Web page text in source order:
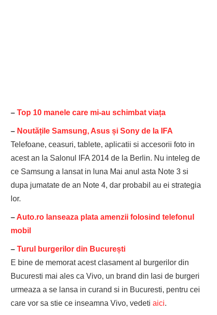
–Top 10 manele care mi-au schimbat viața
– Noutățile Samsung, Asus și Sony de la IFA
Telefoane, ceasuri, tablete, aplicatii si accesorii foto in
acest an la Salonul IFA 2014 de la Berlin. Nu inteleg de
ce Samsung a lansat in luna Mai anul asta Note 3 si
dupa jumatate de an Note 4, dar probabil au ei strategia
lor.
– Auto.ro lanseaza plata amenzii folosind telefonul
mobil
–Turul burgerilor din București
E bine de memorat acest clasament al burgerilor din
Bucuresti mai ales ca Vivo, un brand din Iasi de burgeri
urmeaza a se lansa in curand si in Bucuresti, pentru cei
care vor sa stie ce inseamna Vivo, vedetiaici.